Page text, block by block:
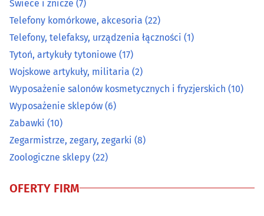
Pomiarowa aparatura i urządzenia(12)
Prasa (1)
Przędza, włóczka (0)
Radiokomunikacja
Rolne artykuły - skup, sprzedaż
Świece i znicze (7)
Telefony komórkowe, akcesoria (22)
Telefony, telefaksy, urządzenia łączności (1)
Tytoń, artykuły tytoniowe (17)
Wojskowe artykuły, militaria (2)
Wyposażenie salonów kosmetycznych i fryzjerskich (10)
Wyposażenie sklepów (6)
Zabawki (10)
Zegarmistrze, zegary, zegarki (8)
Zoologiczne sklepy (22)
OFERTY FIRM